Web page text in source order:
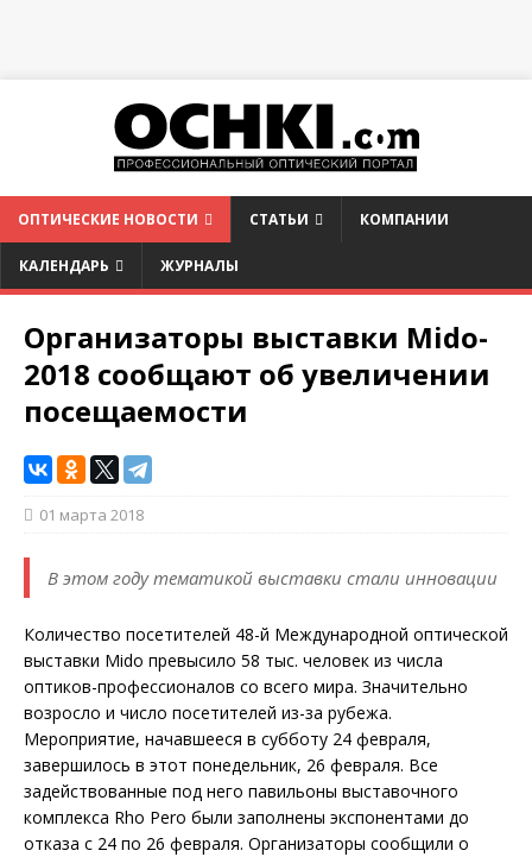
ОПТИЧЕСКИЕ НОВОСТИ СТАТЬИ КОМПАНИИ
КАЛЕНДАРЬ ЖУРНАЛЫ
Организаторы выставки Mido-
2018 сообщают об увеличении
посещаемости
01 марта 2018
В этом году тематикой выставки стали инновации
Количество посетителей 48-й Международной оптической
выставки Mido превысило 58 тыс. человек из числа
оптиков-профессионалов со всего мира. Значительно
возросло и число посетителей из-за рубежа.
Мероприятие, начавшееся в субботу 24 февраля,
завершилось в этот понедельник, 26 февраля. Все
задействованные под него павильоны выставочного
комплекса Rho Pero были заполнены экспонентами до
отказа с 24 по 26 февраля. Организаторы сообщили о